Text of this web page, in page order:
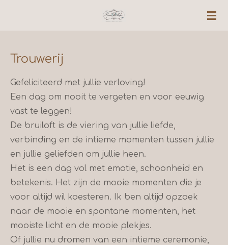
de
Trouwerij
Gefeliciteerd met jullie verloving!
Een dag om nooit te vergeten en voor eeuwig
vast te leggen!
De bruiloft is de viering van jullie liefde,
verbinding en de intieme momenten tussen jullie
en jullie geliefden om jullie heen.
Het is een dag vol met emotie, schoonheid en
betekenis. Het zijn de mooie momenten die je
voor altijd wil koesteren. Ik ben altijd opzoek
naar de mooie en spontane momenten, het
mooiste licht en de mooie plekjes.
Of jullie nu dromen van een intieme ceremonie,